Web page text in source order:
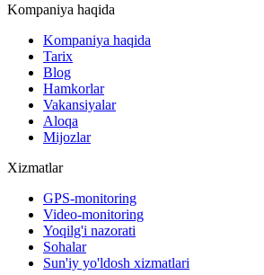
Kompaniya haqida
Kompaniya haqida
Tarix
Blog
Hamkorlar
Vakansiyalar
Aloqa
Mijozlar
Xizmatlar
GPS-monitoring
Video-monitoring
Yoqilg'i nazorati
Sohalar
Sun'iy yo'ldosh xizmatlari